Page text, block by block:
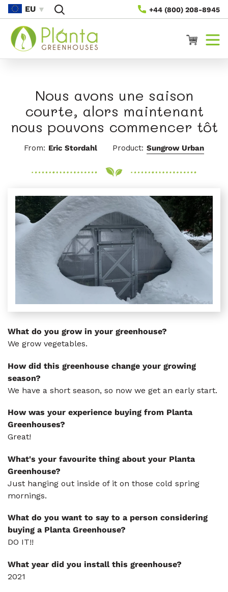
Au
Contenu
+44 (800) 208-8945
EU
Panier
Nous avons une saison
courte, alors maintenant
nous pouvons commencer tôt
From: Eric Stordahl Product: Sungrow Urban
What do you grow in your greenhouse?
We grow vegetables.
How did this greenhouse change your growing
season?
We have a short season, so now we get an early start.
How was your experience buying from Planta
Greenhouses?
Great!
What's your favourite thing about your Planta
Greenhouse?
Just hanging out inside of it on those cold spring
mornings.
What do you want to say to a person considering
buying a Planta Greenhouse?
DO IT!!
What year did you install this greenhouse?
2021